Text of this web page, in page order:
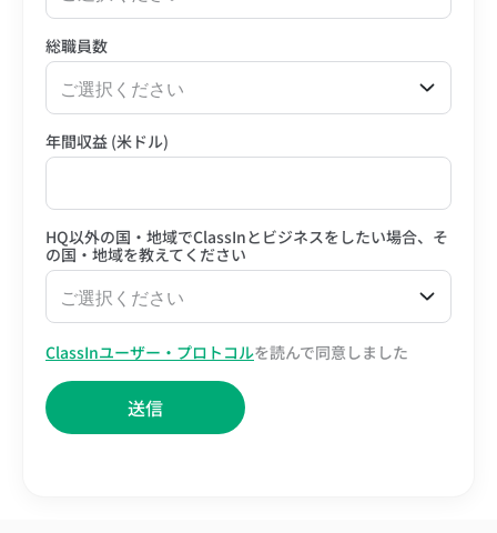
総職員数
ご選択ください
年間収益 (米ドル)
HQ以外の国・地域でClassInとビジネスをしたい場合、そ
の国・地域を教えてください
ご選択ください
ClassInユーザー・プロトコルを読んで同意しました
送信